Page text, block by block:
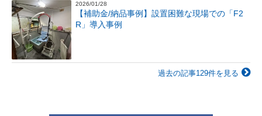
2026/01/28
【補助金/納品事例】設置困難な現場での「F2
R」導入事例
過去の記事129件を見る